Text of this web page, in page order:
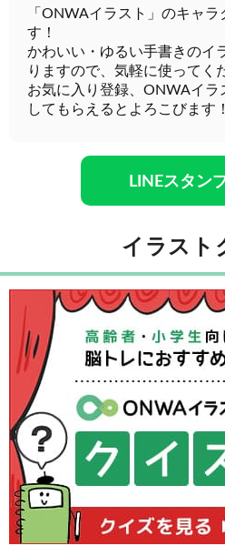
「ONWAイラスト」のキャ
す！
かわいい・ゆるい手書きのイ
りますので、気軽に使ってく
お気に入り登録、ONWAイラ
してもらえるとよろこびます！
LINEスタン
イラスト